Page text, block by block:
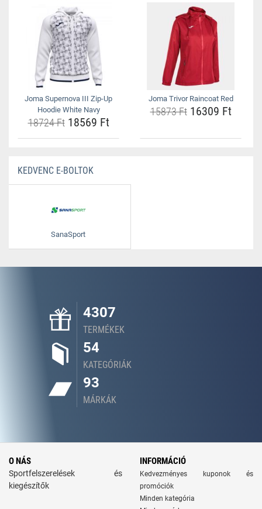
Joma Supernova III Zip-Up
Hoodie White Navy
18724 Ft18569 Ft
Joma Trivor Raincoat Red
15873 Ft16309 Ft
KEDVENC E-BOLTOK
SanaSport
4307
TERMÉKEK
54
KATEGÓRIÁK
93
MÁRKÁK
O NÁS
Sportfelszerelések és
kiegészítők
INFORMÁCIÓ
Kedvezményes kuponok és
promóciók
Minden kategória